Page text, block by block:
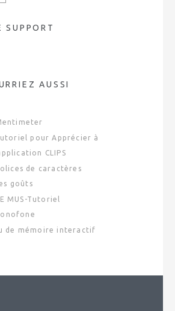
SUPPORT
AUSSI
pour Apprécier à
CLIPS
de caractères
goûts
MUS-Tutoriel
de mémoire interactif